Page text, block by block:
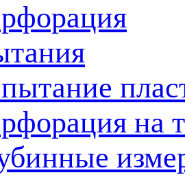
на